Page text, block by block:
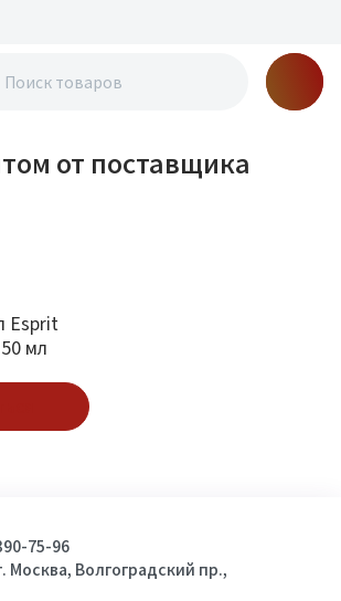
от поставщика
Esprit
мл
75-96
Москва, Волгоградский пр.,